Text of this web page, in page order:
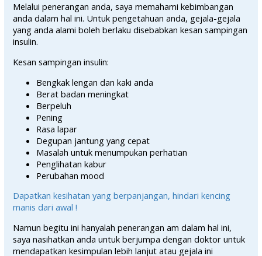
Melalui penerangan anda, saya memahami kebimbangan
anda dalam hal ini. Untuk pengetahuan anda, gejala-gejala
yang anda alami boleh berlaku disebabkan kesan sampingan
insulin.
Kesan sampingan insulin:
Bengkak lengan dan kaki anda
Berat badan meningkat
Berpeluh
Pening
Rasa lapar
Degupan jantung yang cepat
Masalah untuk menumpukan perhatian
Penglihatan kabur
Perubahan mood
Dapatkan kesihatan yang berpanjangan, hindari kencing
manis dari awal !
Namun begitu ini hanyalah penerangan am dalam hal ini,
saya nasihatkan anda untuk berjumpa dengan doktor untuk
mendapatkan kesimpulan lebih lanjut atau gejala ini